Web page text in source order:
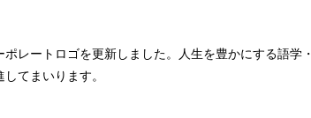
レートロゴを更新しました。人生を豊かにする語学・
てまいります。